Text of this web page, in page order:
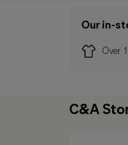
Our in-
Over
C&A